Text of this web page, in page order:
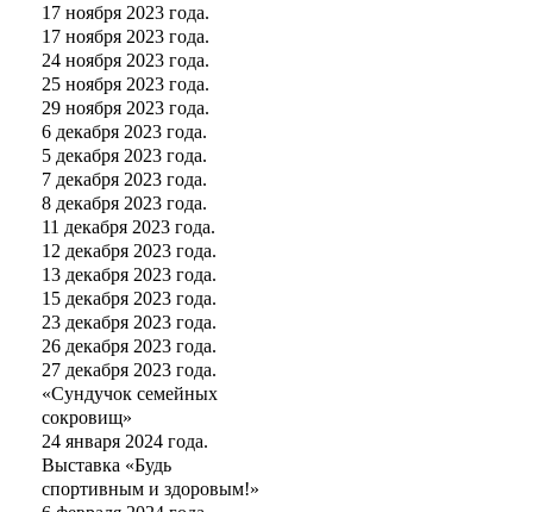
17 ноября 2023 года.
17 ноября 2023 года.
24 ноября 2023 года.
25 ноября 2023 года.
29 ноября 2023 года.
6 декабря 2023 года.
5 декабря 2023 года.
7 декабря 2023 года.
8 декабря 2023 года.
11 декабря 2023 года.
12 декабря 2023 года.
13 декабря 2023 года.
15 декабря 2023 года.
23 декабря 2023 года.
26 декабря 2023 года.
27 декабря 2023 года.
«Сундучок семейных
сокровищ»
24 января 2024 года.
Выставка «Будь
спортивным и здоровым!»